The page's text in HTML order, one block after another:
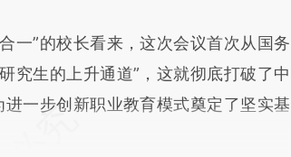
”的校长看来，这次会议首次从国务
究生的上升通道”，这就彻底打破了中
一步创新职业教育模式奠定了坚实基